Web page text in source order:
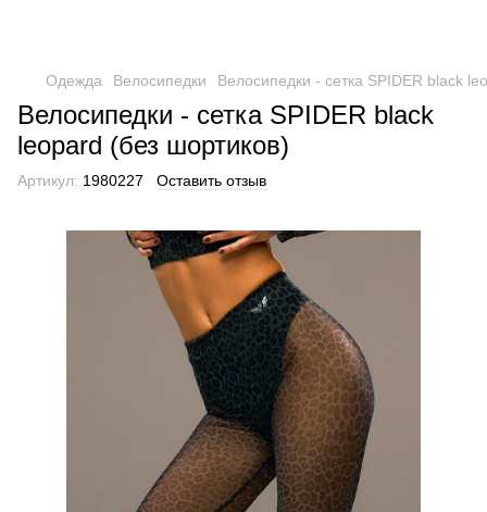
Одежда Велосипедки Велосипедки - сетка SPIDER black
Велосипедки - сетка SPIDER black
leopard (без шортиков)
Артикул: 1980227 Оставить отзыв